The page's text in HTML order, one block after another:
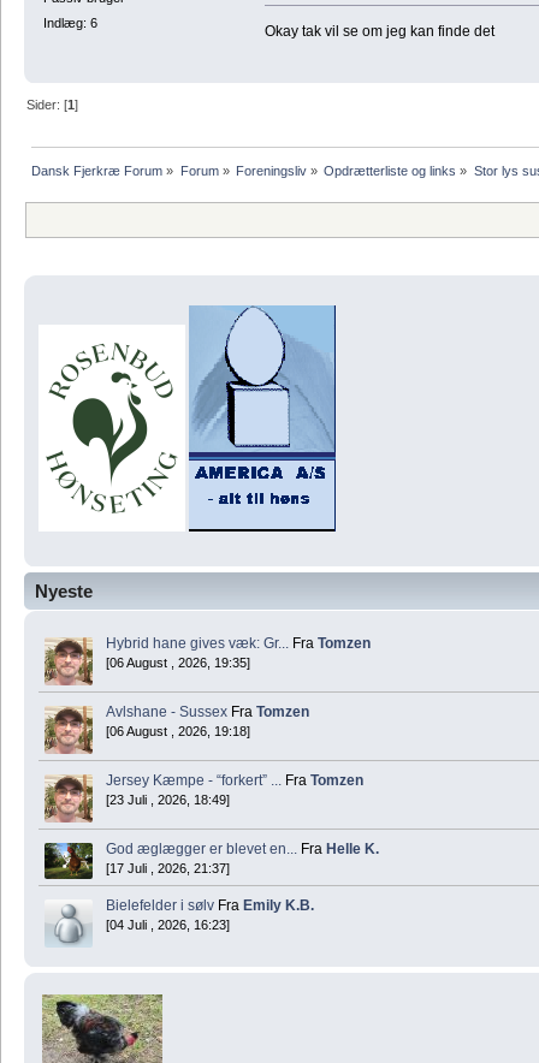
Nyeste
Hybrid hane gives væk: Gr... Fra Tomzen
[06 August , 2026, 19:35]
Avlshane - Sussex Fra Tomzen
[06 August , 2026, 19:18]
Jersey Kæmpe - “forkert” ... Fra Tomzen
[23 Juli , 2026, 18:49]
God æglægger er blevet en... Fra Helle K.
[17 Juli , 2026, 21:37]
Bielefelder i sølv Fra Emily K.B.
[04 Juli , 2026, 16:23]
Indlæg: 6
Okay tak vil se om jeg kan finde det
Sider: [1]
Dansk Fjerkræ Forum » Forum» Foreningsliv» Opdrætterliste og links » Stor lys